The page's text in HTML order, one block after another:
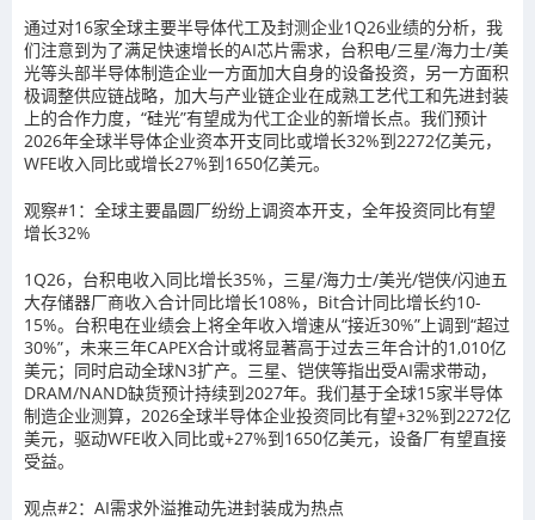
通过对16家全球主要半导体代工及封测企业1Q26业绩的分析，我
们注意到为了满足快速增长的AI芯片需求，台积电/三星/海力士/美
光等头部半导体制造企业一方面加大自身的设备投资，另一方面积
极调整供应链战略，加大与产业链企业在成熟工艺代工和先进封装
上的合作力度，“硅光”有望成为代工企业的新增长点。我们预计
2026年全球半导体企业资本开支同比或增长32%到2272亿美元，
WFE收入同比或增长27%到1650亿美元。
观察#1：全球主要晶圆厂纷纷上调资本开支，全年投资同比有望
增长32%
1Q26，台积电收入同比增长35%，三星/海力士/美光/铠侠/闪迪五
大存储器厂商收入合计同比增长108%，Bit合计同比增长约10-
15%。台积电在业绩会上将全年收入增速从“接近30%”上调到“超过
30%”，未来三年CAPEX合计或将显著高于过去三年合计的1,010亿
美元；同时启动全球N3扩产。三星、铠侠等指出受AI需求带动，
DRAM/NAND缺货预计持续到2027年。我们基于全球15家半导体
制造企业测算，2026全球半导体企业投资同比有望+32%到2272亿
美元，驱动WFE收入同比或+27%到1650亿美元，设备厂有望直接
受益。
观点#2：AI需求外溢推动先进封装成为热点